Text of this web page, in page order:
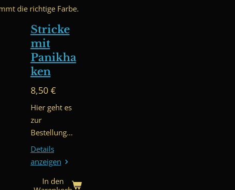
die richtige Farbe.
Stricke
mit
Panikha
ken
8,50 €
Hier geht es
zur
Bestellung...
Details
anzeigen
In den